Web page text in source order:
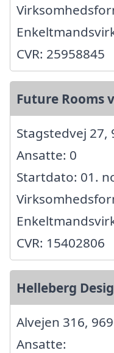
CVR: 25958845
Future Rooms
Stagstedvej 27,
Ansatte: 0
Startdato: 01.
CVR: 15402806
Helleberg
Alvejen 316,
Ansatte: